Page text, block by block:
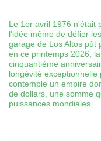
Le 1er avril 1976 n'était
l'idée même de défier
garage de Los Altos pût
en ce printemps 2026,
cinquantième
longévité
contemple un empire
de dollars, une somme
puissances mondiales.